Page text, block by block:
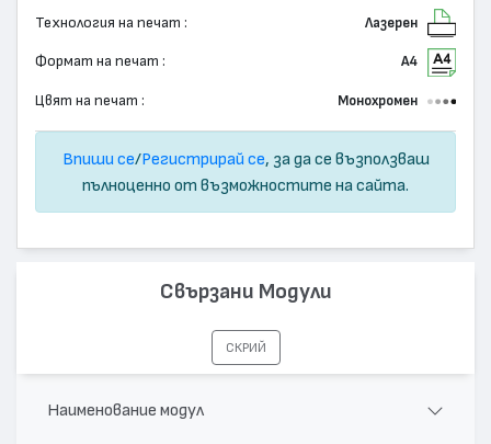
Технология на печат : Лазерен
Формат на печат : А4
Цвят на печат : Монохромен
Впиши се/Регистрирай се, за да се възползваш
пълноценно от възможностите на сайта.
Свързани Модули
СКРИЙ
Наименование модул